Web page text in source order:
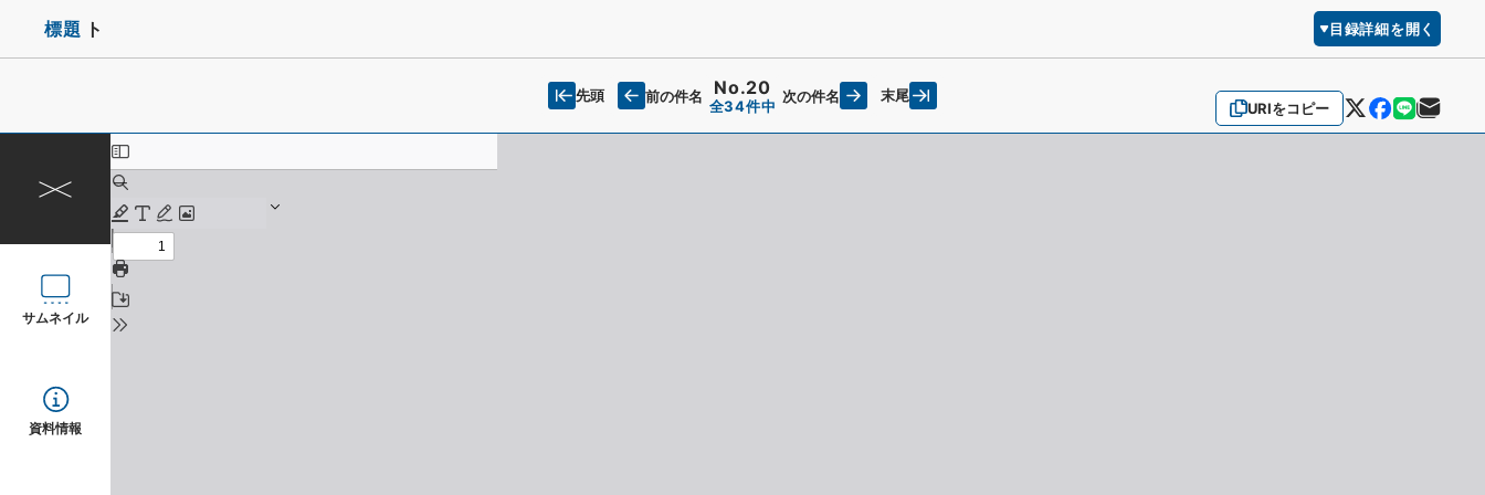
標題 ト 目録詳細を開く
URIをコピー
先頭 前の件名 No.20
全34件中
次の件名 末尾
サムネイル
資料情報